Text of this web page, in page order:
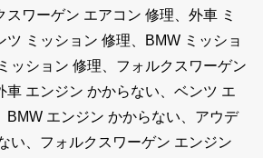
スワーゲン エアコン 修理、外車 ミ
ツ ミッション 修理、BMW ミッショ
ッション 修理、フォルクスワーゲン
車 エンジン かからない、ベンツ エ
BMW エンジン かからない、アウデ
い、フォルクスワーゲン エンジン